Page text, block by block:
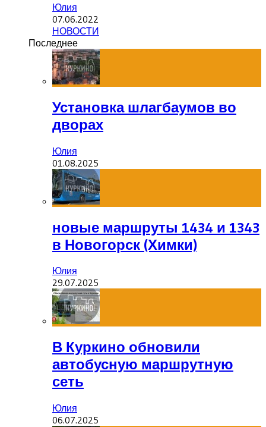
Юлия
07.06.2022
НОВОСТИ
Последнее
Установка шлагбаумов во
дворах
Юлия
01.08.2025
новые маршруты 1434 и 1343
в Новогорск (Химки)
Юлия
29.07.2025
В Куркино обновили
автобусную маршрутную
сеть
Юлия
06.07.2025